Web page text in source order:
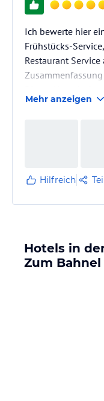
Ich bewerte hier
Frühstücks-
Restaurant Service
treffen die Sterne-
sein. Aber hier
Mehr anzeigen
Hilfreich
Hotels in
Zum Bahnel